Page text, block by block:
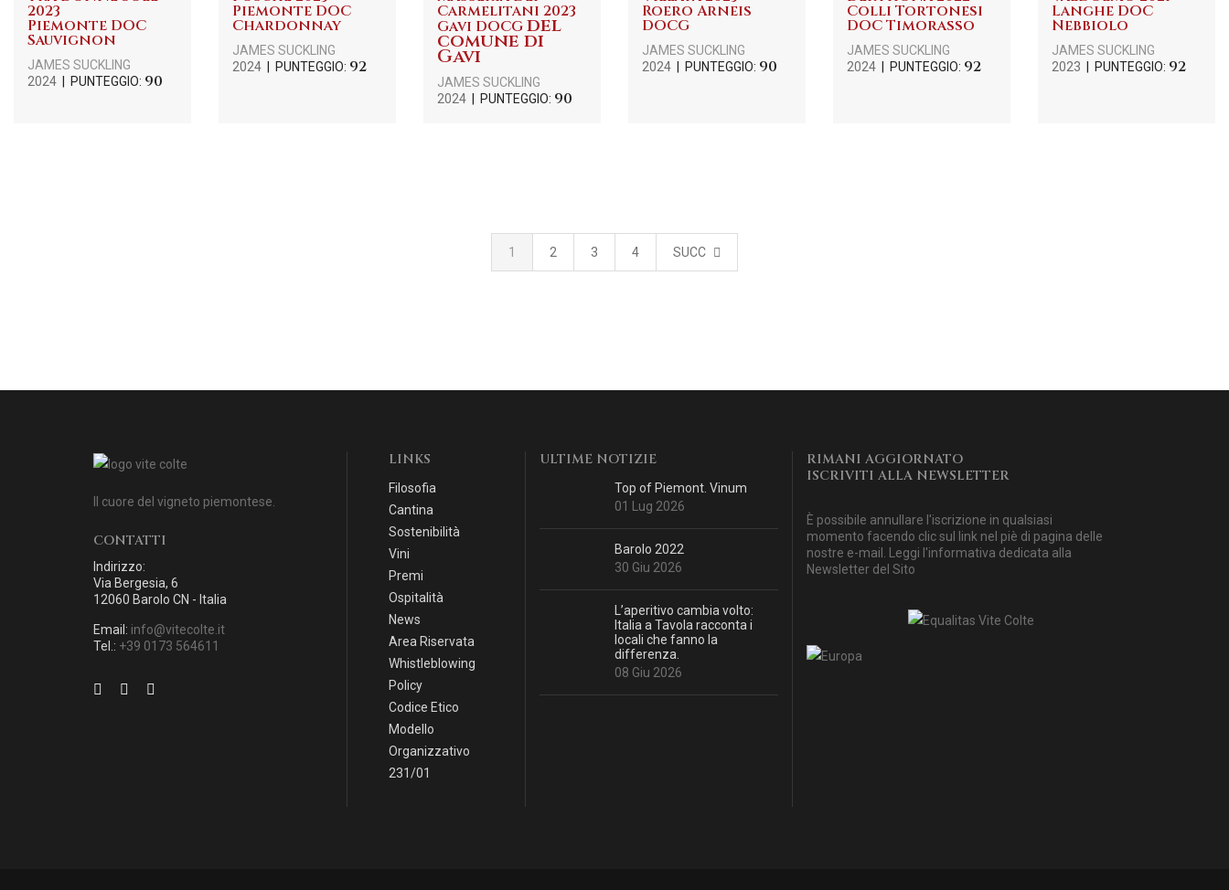
2023
Piemonte DOC
Sauvignon
JAMES SUCKLING
2024 | PUNTEGGIO: 90
Piemonte DOC
Chardonnay
JAMES SUCKLING
2024 | PUNTEGGIO: 92
Carmelitani 2023
Gavi DOCGdel
comune di
Gavi
JAMES SUCKLING
2024 | PUNTEGGIO: 90
Roero Arneis
DOCG
JAMES SUCKLING
2024 | PUNTEGGIO: 90
Colli Tortonesi
DOC Timorasso
JAMES SUCKLING
2024 | PUNTEGGIO: 92
Langhe DOC
Nebbiolo
JAMES SUCKLING
2023 | PUNTEGGIO: 92
1 2 3 4 SUCC
Il cuore del vigneto piemontese.
CONTATTI
Indirizzo:
Via Bergesia, 6
12060 Barolo CN - Italia
Email: info@vitecolte.it
Tel.: +39 0173 564611
LINKS
Filosofia
Cantina
Sostenibilità
Vini
Premi
Ospitalità
News
Area Riservata
Whistleblowing
Policy
Codice Etico
Modello
Organizzativo
231/01
ULTIME NOTIZIE
Top of Piemont. Vinum
01 Lug 2026
Barolo 2022
30 Giu 2026
L’aperitivo cambia volto:
Italia a Tavola racconta i
locali che fanno la
differenza.
08 Giu 2026
RIMANI AGGIORNATO
ISCRIVITI ALLA NEWSLETTER
È possibile annullare l'iscrizione in qualsiasi
momento facendo clic sul link nel piè di pagina delle
nostre e-mail. Leggi l'informativa dedicata alla
Newsletter del Sito